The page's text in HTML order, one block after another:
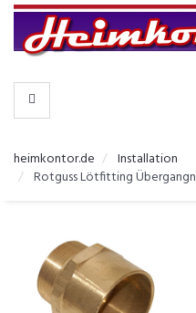
KATEGORIEN
heimkontor.de
Installation
Rotguss Lötfitting